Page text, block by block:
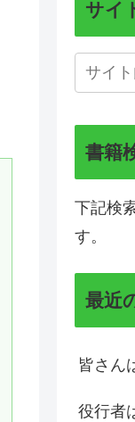
サイ
書籍
下記検
す。
最近
皆さん
役行者